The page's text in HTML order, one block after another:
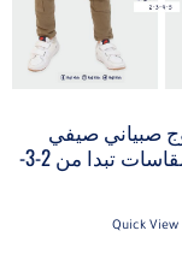
صبياني صيفي
قطعتين مقاسات تبدا من 2-3-
Quick View